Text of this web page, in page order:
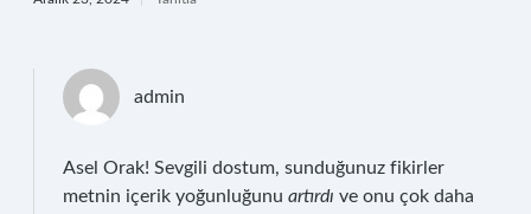
admin
Asel Orak! Sevgili dostum, sunduğunuz fikirler
metnin içerik yoğunluğunu artırdı ve onu çok daha